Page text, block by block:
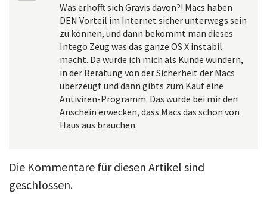
Was erhofft sich Gravis davon?! Macs haben
DEN Vorteil im Internet sicher unterwegs sein
zu können, und dann bekommt man dieses
Intego Zeug was das ganze OS X instabil
macht. Da würde ich mich als Kunde wundern,
in der Beratung von der Sicherheit der Macs
überzeugt und dann gibts zum Kauf eine
Antiviren-Programm. Das würde bei mir den
Anschein erwecken, dass Macs das schon von
Haus aus brauchen.
Die Kommentare für diesen Artikel sind
geschlossen.